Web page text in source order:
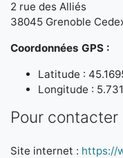
2 rue des Alliés
38045 Grenoble
Coordonnées GPS :
Latitude :
Longitude :
Pour contacter
Site internet : https://